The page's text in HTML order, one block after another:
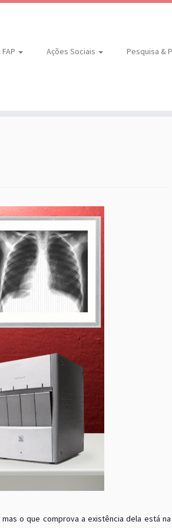
FAP Ações Sociais Pesquisa &
o que comprova a existência dela está na